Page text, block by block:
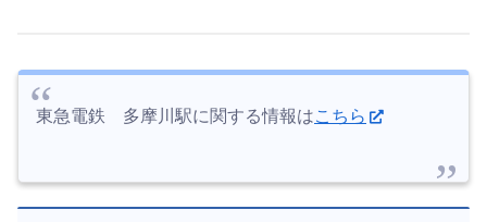
東急電鉄 多摩川駅に関する情報はこちら